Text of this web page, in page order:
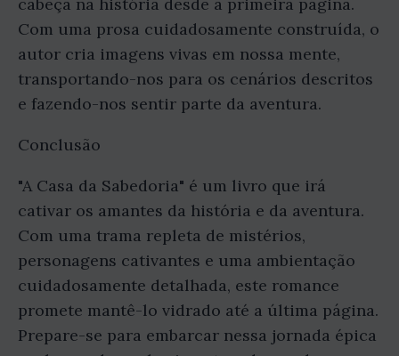
Com uma prosa cuidadosamente construída, o
autor cria imagens vivas em nossa mente,
transportando-nos para os cenários descritos
e fazendo-nos sentir parte da aventura.
Conclusão
"A Casa da Sabedoria" é um livro que irá
cativar os amantes da história e da aventura.
Com uma trama repleta de mistérios,
personagens cativantes e uma ambientação
cuidadosamente detalhada, este romance
promete mantê-lo vidrado até a última página.
Prepare-se para embarcar nessa jornada épica